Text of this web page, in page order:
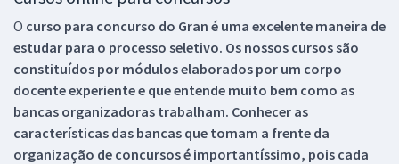
O curso para concurso do Gran é uma excelente maneira de
estudar para o processo seletivo. Os nossos cursos são
constituídos por módulos elaborados por um corpo
docente experiente e que entende muito bem como as
bancas organizadoras trabalham. Conhecer as
características das bancas que tomam a frente da
organização de concursos é importantíssimo, pois cada